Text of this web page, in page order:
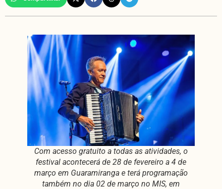
Com acesso gratuito a todas as atividades, o
festival acontecerá de 28 de fevereiro a 4 de
março em Guaramiranga e terá programação
também no dia 02 de março no MIS, em